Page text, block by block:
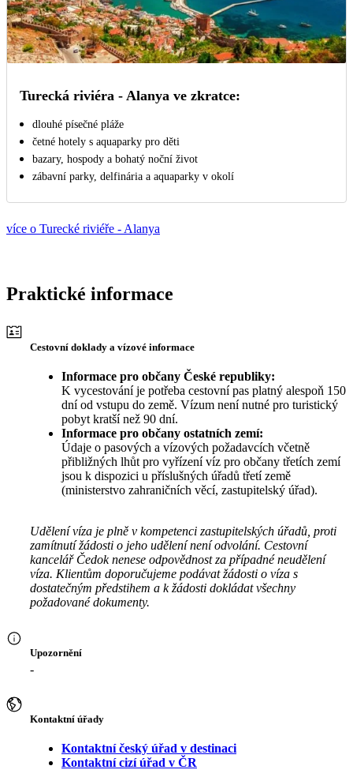
Turecká riviéra - Alanya ve zkratce:
dlouhé písečné pláže
četné hotely s aquaparky pro děti
bazary, hospody a bohatý noční život
zábavní parky, delfinária a aquaparky v okolí
více o Turecké riviéře - Alanya
Praktické informace
Cestovní doklady a vízové informace
Informace pro občany České republiky:
K vycestování je potřeba cestovní pas platný alespoň 150
dní od vstupu do země. Vízum není nutné pro turistický
pobyt kratší než 90 dní.
Informace pro občany ostatních zemí:
Údaje o pasových a vízových požadavcích včetně
přibližných lhůt pro vyřízení víz pro občany třetích zemí
jsou k dispozici u příslušných úřadů třetí země
(ministerstvo zahraničních věcí, zastupitelský úřad).
Udělení víza je plně v kompetenci zastupitelských úřadů, proti
zamítnutí žádosti o jeho udělení není odvolání. Cestovní
kancelář Čedok nenese odpovědnost za případné neudělení
víza. Klientům doporučujeme podávat žádosti o víza s
dostatečným předstihem a k žádosti dokládat všechny
požadované dokumenty.
Upozornění
-
Kontaktní úřady
Kontaktní český úřad v destinaci
Kontaktní cizí úřad v ČR